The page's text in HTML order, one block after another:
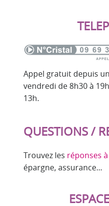
Appel gratuit depuis
vendredi de 8h30 à
13h.
QUESTIONS /
Trouvez les réponses
épargne, assurance...